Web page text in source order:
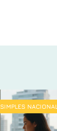
SIMPLES NACIONAL